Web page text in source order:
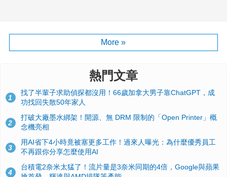
More »
熱門文章
1
找了半輩子求助偵探都沒用！66歲加拿大男子靠ChatGPT，成
功找回失散50年家人
2
打破大廠墨水綁架！開源、無 DRM 限制的「Open Printer」概
念機亮相
3
用AI省下4小時竟被塞更多工作！過來人曝光：為什麼優秀員工
不再跟你分享怎麼使用AI
4
台積電2奈米太猛了！流片量是3奈米同期的4倍，Google與蘋果